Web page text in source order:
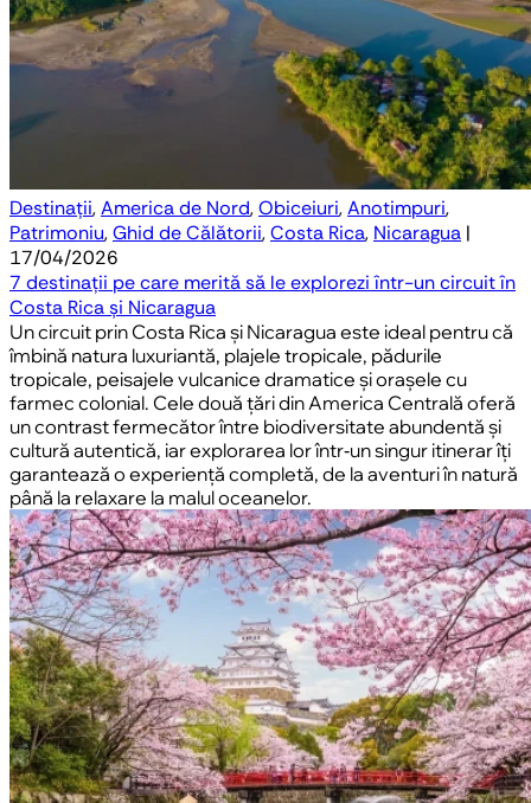
Destinații,America de Nord,Obiceiuri,Anotimpuri,
Patrimoniu,Ghid de Călătorii,Costa Rica, Nicaragua |
17/04/2026
7 destinații pe care merită să le explorezi într-un circuit în
Costa Rica și Nicaragua
Un circuit prin Costa Rica și Nicaragua este ideal pentru că
îmbină natura luxuriantă, plajele tropicale, pădurile
tropicale, peisajele vulcanice dramatice și orașele cu
farmec colonial. Cele două țări din America Centrală oferă
un contrast fermecător între biodiversitate abundentă și
cultură autentică, iar explorarea lor într‑un singur itinerar îți
garantează o experiență completă, de la aventuri în natură
până la relaxare la malul oceanelor.